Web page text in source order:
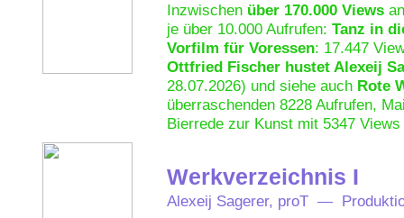
Inzwischen über 170.000 Views
je über 10.000 Aufrufen: Tanz in
Vorfilm für Voressen: 17.447
Ottfried Fischer hustet Alexeij
28.07.2026) und siehe auch Rote
überraschenden 8228 Aufrufen,
Bierrede zur Kunst mit 5347
Werkverzeichnis I
Alexeij Sagerer, proT —